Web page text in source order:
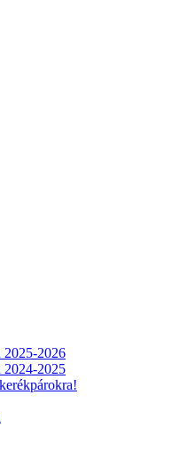
2025-2026
2024-2025